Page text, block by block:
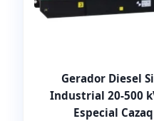
Gerador Diesel
Industrial 20-500
Especial